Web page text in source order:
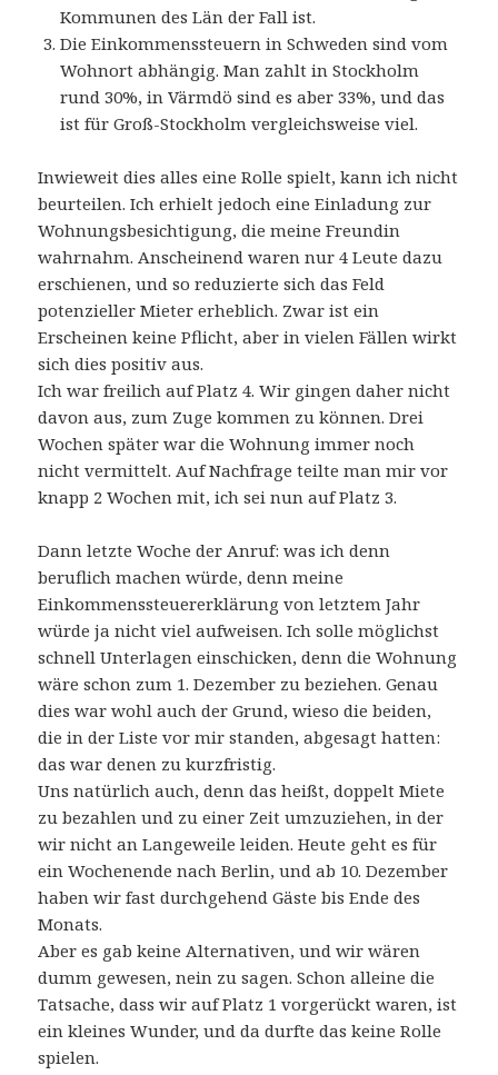
Kommunen des Län der Fall ist.
Die Einkommenssteuern in Schweden sind vom
Wohnort abhängig. Man zahlt in Stockholm
rund 30%, in Värmdö sind es aber 33%, und das
ist für Groß-Stockholm vergleichsweise viel.
Inwieweit dies alles eine Rolle spielt, kann ich nicht
beurteilen. Ich erhielt jedoch eine Einladung zur
Wohnungsbesichtigung, die meine Freundin
wahrnahm. Anscheinend waren nur 4 Leute dazu
erschienen, und so reduzierte sich das Feld
potenzieller Mieter erheblich. Zwar ist ein
Erscheinen keine Pflicht, aber in vielen Fällen wirkt
sich dies positiv aus.
Ich war freilich auf Platz 4. Wir gingen daher nicht
davon aus, zum Zuge kommen zu können. Drei
Wochen später war die Wohnung immer noch
nicht vermittelt. Auf Nachfrage teilte man mir vor
knapp 2 Wochen mit, ich sei nun auf Platz 3.
Dann letzte Woche der Anruf: was ich denn
beruflich machen würde, denn meine
Einkommenssteuererklärung von letztem Jahr
würde ja nicht viel aufweisen. Ich solle möglichst
schnell Unterlagen einschicken, denn die Wohnung
wäre schon zum 1. Dezember zu beziehen. Genau
dies war wohl auch der Grund, wieso die beiden,
die in der Liste vor mir standen, abgesagt hatten:
das war denen zu kurzfristig.
Uns natürlich auch, denn das heißt, doppelt Miete
zu bezahlen und zu einer Zeit umzuziehen, in der
wir nicht an Langeweile leiden. Heute geht es für
ein Wochenende nach Berlin, und ab 10. Dezember
haben wir fast durchgehend Gäste bis Ende des
Monats.
Aber es gab keine Alternativen, und wir wären
dumm gewesen, nein zu sagen. Schon alleine die
Tatsache, dass wir auf Platz 1 vorgerückt waren, ist
ein kleines Wunder, und da durfte das keine Rolle
spielen.